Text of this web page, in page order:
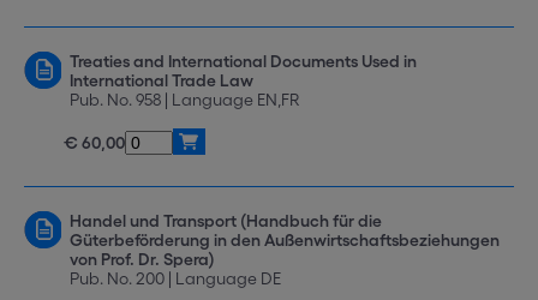
Treaties and International Documents Used in
International Trade Law
Pub. No. 958 | Language EN,FR
€ 60,00
Handel und Transport (Handbuch für die
Güterbeförderung in den Außenwirtschaftsbeziehungen
von Prof. Dr. Spera)
Pub. No. 200 | Language DE